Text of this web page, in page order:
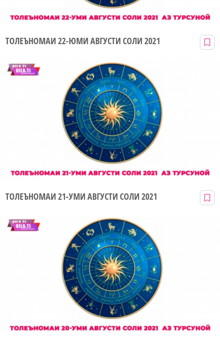
ТОЛЕЪНОМАИ 22-ЮМИ АВГУСТИ СОЛИ 2021
ТОЛЕЪНОМАИ 21-УМИ АВГУСТИ СОЛИ 2021